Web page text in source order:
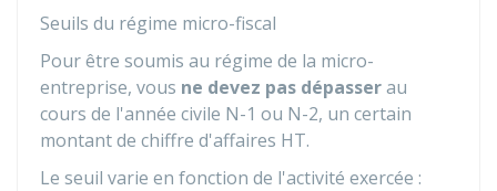
Seuils du régime micro-fiscal
Pour être soumis au régime de la micro-
entreprise, vous ne devez pas dépasserau
cours de l'année civile N-1 ou N-2, un certain
montant de chiffre d'affaires HT.
Le seuil varie en fonction de l'activité exercée :